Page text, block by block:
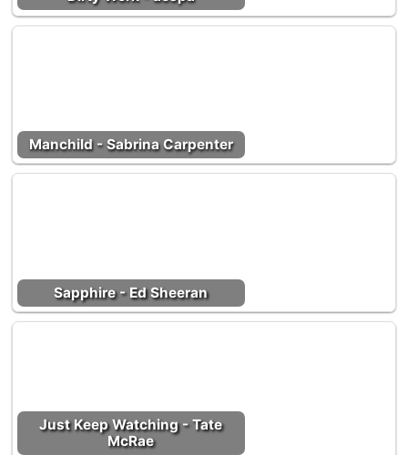
Manchild - Sabrina Carpenter
Sapphire - Ed Sheeran
Just Keep Watching - Tate
McRae